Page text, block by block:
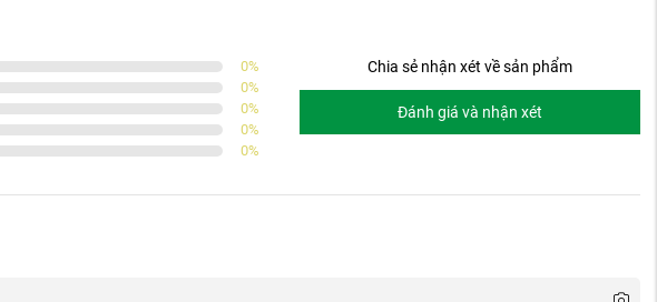
0%
0%
0%
0%
0%
Chia sẻ nhận xét về sản phẩm
Đánh giá và nhận xét